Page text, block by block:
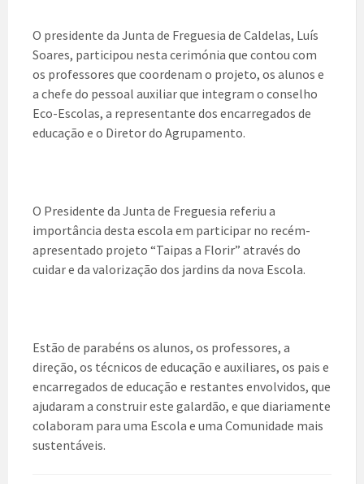
O presidente da Junta de Freguesia de Caldelas, Luís
Soares, participou nesta cerimónia que contou com
os professores que coordenam o projeto, os alunos e
a chefe do pessoal auxiliar que integram o conselho
Eco-Escolas, a representante dos encarregados de
educação e o Diretor do Agrupamento.
O Presidente da Junta de Freguesia referiu a
importância desta escola em participar no recém-
apresentado projeto “Taipas a Florir” através do
cuidar e da valorização dos jardins da nova Escola.
Estão de parabéns os alunos, os professores, a
direção, os técnicos de educação e auxiliares, os pais e
encarregados de educação e restantes envolvidos, que
ajudaram a construir este galardão, e que diariamente
colaboram para uma Escola e uma Comunidade mais
sustentáveis.